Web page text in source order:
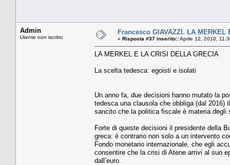
Admin
Utente non iscritto
Francesco GIAVAZZI. LA MERKEL
« Risposta #37 inserito::Aprile 12, 2010,
LA MERKEL E LA CRISI DELLA GRECIA
La scelta tedesca: egoisti e isolati
Un anno fa, due decisioni hanno mutato la
tedesca una clausola che obbliga (dal 2016)
sancito che la politica fiscale è materia degli
Forte di queste decisioni il presidente della
greca: è contrario non solo a un intervento
Fondo monetario internazionale, che egli
consentire che la crisi di Atene arrivi al suo
dall’euro.